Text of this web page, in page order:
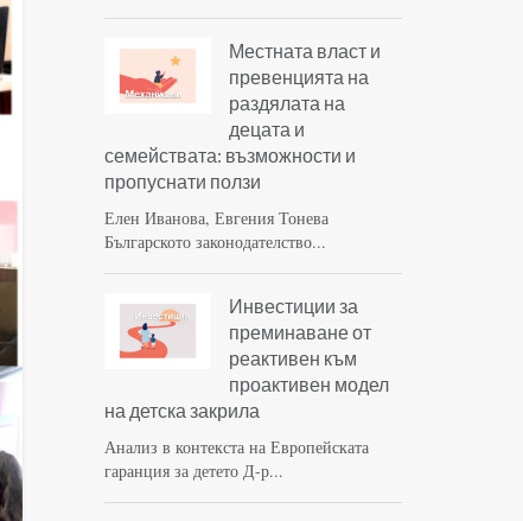
Местната власт и
превенцията на
раздялата на
децата и
семействата: възможности и
пропуснати ползи
Елен Иванова, Евгения Тонева
Българското законодателство...
Инвестиции за
преминаване от
реактивен към
проактивен модел
на детска закрила
Анализ в контекста на Европейската
гаранция за детето Д-р...